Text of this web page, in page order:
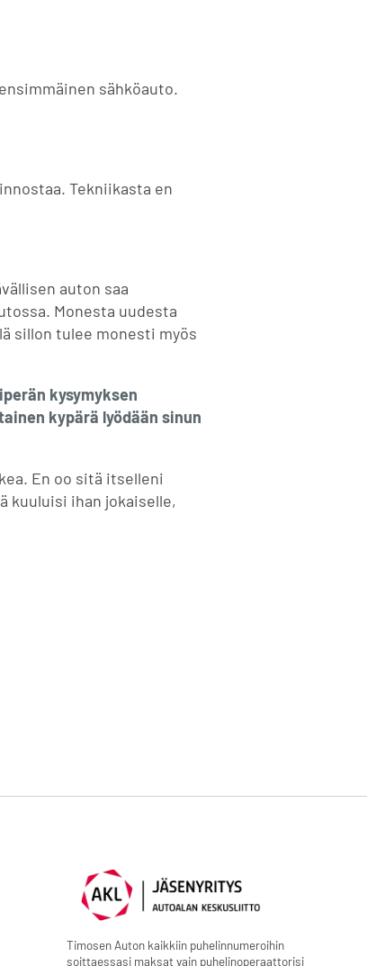
sähköauto.
Tekniikasta en
auton saa
Monesta uudesta
sillon tulee monesti myös
kysymyksen
kypärä lyödään sinun
En oo sitä itselleni
kuuluisi ihan jokaiselle,
Timosen Auton kaikkiin puhelinnumeroihin
soittaessasi maksat vain puhelinoperaattorisi